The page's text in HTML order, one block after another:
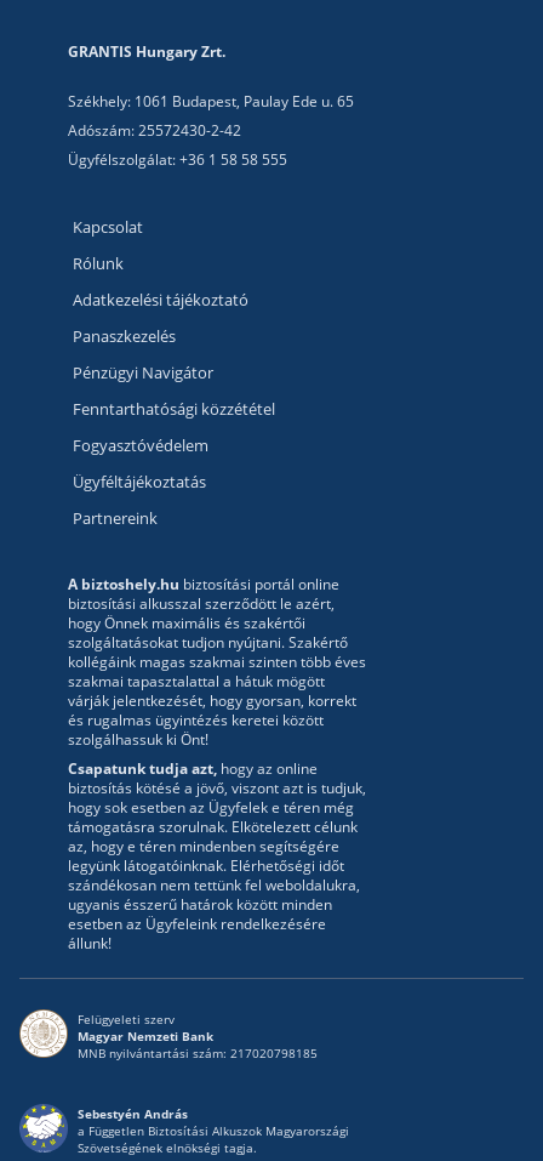
GRANTIS Hungary Zrt.
Székhely: 1061 Budapest, Paulay Ede u. 65
Adószám: 25572430-2-42
Ügyfélszolgálat: +36 1 58 58 555
Kapcsolat
Rólunk
Adatkezelési tájékoztató
Panaszkezelés
Pénzügyi Navigátor
Fenntarthatósági közzététel
Fogyasztóvédelem
Ügyféltájékoztatás
Partnereink
A biztoshely.hu biztosítási portál online
biztosítási alkusszal szerződött le azért,
hogy Önnek maximális és szakértői
szolgáltatásokat tudjon nyújtani. Szakértő
kollégáink magas szakmai szinten több éves
szakmai tapasztalattal a hátuk mögött
várják jelentkezését, hogy gyorsan, korrekt
és rugalmas ügyintézés keretei között
szolgálhassuk ki Önt!
Csapatunk tudja azt, hogy az online
biztosítás kötésé a jövő, viszont azt is tudjuk,
hogy sok esetben az Ügyfelek e téren még
támogatásra szorulnak. Elkötelezett célunk
az, hogy e téren mindenben segítségére
legyünk látogatóinknak. Elérhetőségi időt
szándékosan nem tettünk fel weboldalukra,
ugyanis ésszerű határok között minden
esetben az Ügyfeleink rendelkezésére
állunk!
Felügyeleti szerv
Magyar Nemzeti Bank
MNB nyilvántartási szám: 217020798185
Sebestyén András
a Független Biztosítási Alkuszok Magyarországi
Szövetségének elnökségi tagja.